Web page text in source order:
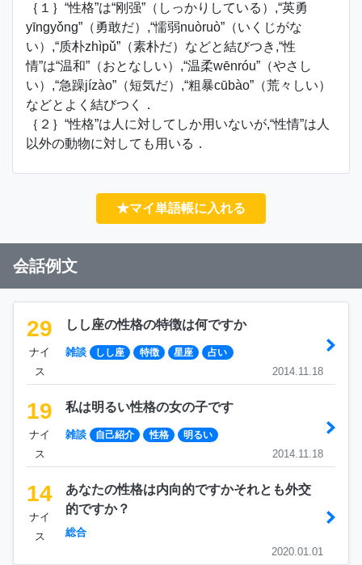
｛１｝“性格”は“刚强”（しっかりしている）,“英勇
yīngyǒng”（勇敢だ）,“懦弱nuòruò”（いくじがな
い）,“质朴zhìpǔ”（素朴だ）などと結びつき,“性
情”は“温和”（おとなしい）,“温柔wēnróu”（やさし
い）,“急躁jízào”（短気だ）,“粗暴cūbào”（荒々しい）
などとよく結びつく．
｛２｝“性格”は人に対してしか用いないが,“性情”は人
以外の動物に対しても用いる．
★マイ単語帳に入れる
会話例文
29
ナイ
ス
しし座の性格の特徴は何ですか
雑談 しし座 特徴 星座 占い
2014.11.18
19
ナイ
ス
私は明るい性格の女の子です
雑談 自己紹介 性格 明るい
2014.11.18
14
ナイ
ス
あなたの性格は内向的ですかそれとも外交
的ですか？
総合
2020.01.01